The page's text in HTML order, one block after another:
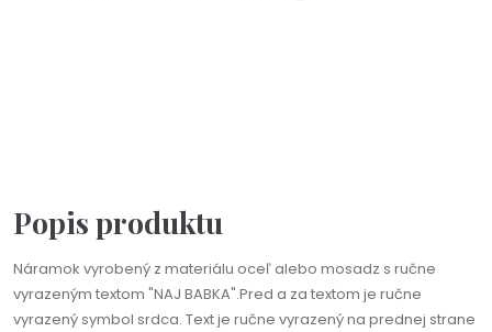
Popis produktu
Náramok vyrobený z materiálu oceľ alebo mosadz s ručne
vyrazeným textom "NAJ BABKA".Pred a za textom je ručne
vyrazený symbol srdca. Text je ručne vyrazený na prednej strane